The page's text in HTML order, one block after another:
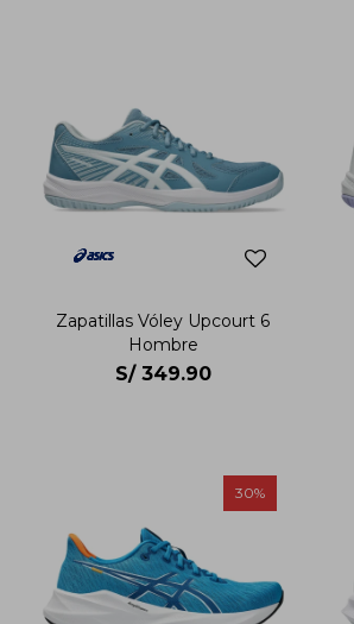
Zapatillas Vóley Upcourt 6
Hombre
S/ 349.90
30